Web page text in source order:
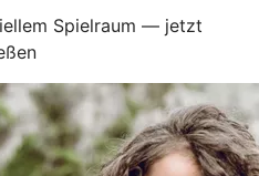
Spielraum — jetzt